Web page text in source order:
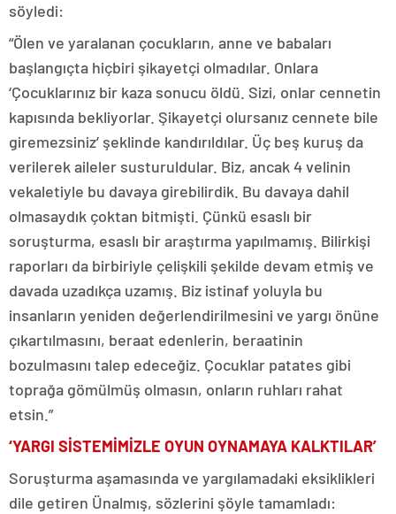
söyledi:
“Ölen ve yaralanan çocukların, anne ve babaları
başlangıçta hiçbiri şikayetçi olmadılar. Onlara
‘Çocuklarınız bir kaza sonucu öldü. Sizi, onlar cennetin
kapısında bekliyorlar. Şikayetçi olursanız cennete bile
giremezsiniz’ şeklinde kandırıldılar. Üç beş kuruş da
verilerek aileler susturuldular. Biz, ancak 4 velinin
vekaletiyle bu davaya girebilirdik. Bu davaya dahil
olmasaydık çoktan bitmişti. Çünkü esaslı bir
soruşturma, esaslı bir araştırma yapılmamış. Bilirkişi
raporları da birbiriyle çelişkili şekilde devam etmiş ve
davada uzadıkça uzamış. Biz istinaf yoluyla bu
insanların yeniden değerlendirilmesini ve yargı önüne
çıkartılmasını, beraat edenlerin, beraatinin
bozulmasını talep edeceğiz. Çocuklar patates gibi
toprağa gömülmüş olmasın, onların ruhları rahat
etsin.”
‘YARGI SİSTEMİMİZLE OYUN OYNAMAYA KALKTILAR’
Soruşturma aşamasında ve yargılamadaki eksiklikleri
dile getiren Ünalmış, sözlerini şöyle tamamladı: